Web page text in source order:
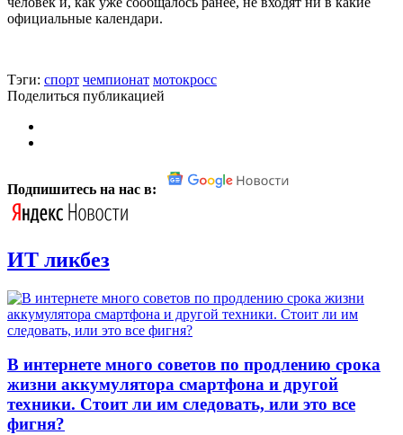
официальные календари.
Тэги: спорт чемпионат мотокросс
Поделиться публикацией
Подпишитесь на нас в:
ИТ ликбез
В интернете много советов по продлению срока
жизни аккумулятора смартфона и другой
техники. Стоит ли им следовать, или это все
фигня?